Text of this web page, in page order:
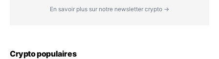
En savoir plus sur notre newsletter crypto →
Crypto populaires